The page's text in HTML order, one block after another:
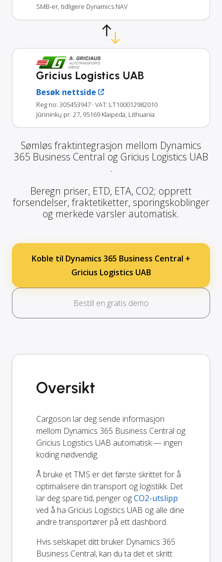
SMB-er, tidligere Dynamics NAV
Gricius Logistics UAB
Besøk nettside
Reg no: 305453947 · VAT: LT100012982010
Jūrininkų pr. 27, 95169 Klaipėda, Lithuania
Sømløs fraktintegrasjon mellom Dynamics
365 Business Central og Gricius Logistics UAB
.
Beregn priser, ETD, ETA, CO2; opprett
forsendelser, fraktetiketter, sporingskoblinger
og merkede varsler automatisk.
Koble til Dynamics 365 Business Central +
Gricius Logistics UAB
Bestill en gratis demo
Oversikt
Cargoson lar deg sende informasjon
mellom Dynamics 365 Business Central og
Gricius Logistics UAB automatisk — ingen
koding nødvendig.
Å bruke et TMS er det første skrittet for å
optimalisere din transport og logistikk. Det
lar deg spare tid, penger ogCO2-utslipp
ved å ha Gricius Logistics UAB og alle dine
andre transportører på ett dashbord.
Hvis selskapet ditt bruker Dynamics 365
Business Central, kan du ta det et skritt